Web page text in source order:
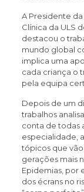
A Presidente
Clínica da ULS
destacou o
mundo global
implica uma
cada criança o
pela equipa
Depois de um
trabalhos
conta de todas
especialidade,
tópicos que
gerações mais
Epidemias, por
dos écrans no